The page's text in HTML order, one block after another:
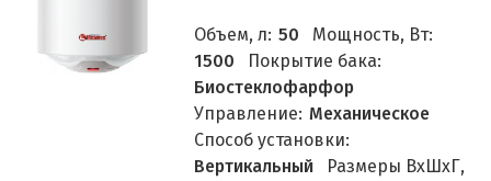
Объем, л: 50
Мощность, Вт:
1500
Покрытие бака:
Биостеклофарфор
Управление: Механическое
Способ установки:
Вертикальный
Размеры ВхШхГ,